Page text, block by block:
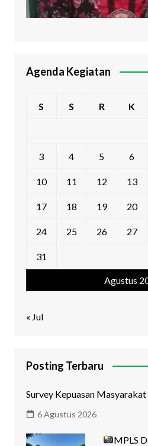
Agenda Kegiatan
Agustus
S S R K
3 4 5 6
10 11 12 13
17 18 19 20
24 25 26 27
31
« Jul
Posting Terbaru
Survey Kepuasan
6 Agustus 2026
MPLS